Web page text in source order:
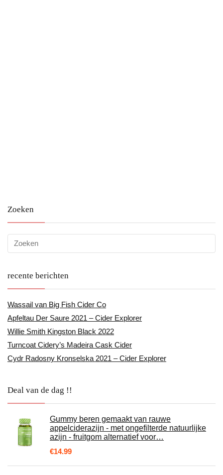
Zoeken
recente berichten
Wassail van Big Fish Cider Co
Apfeltau Der Saure 2021 – Cider Explorer
Willie Smith Kingston Black 2022
Turncoat Cidery’s Madeira Cask Cider
Cydr Radosny Kronselska 2021 – Cider Explorer
Deal van de dag !!
Gummy beren gemaakt van rauwe
appelciderazijn - met ongefilterde natuurlijke
azijn - fruitgom alternatief voor…
€14.99